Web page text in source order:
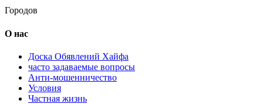
Городов
О нас
Доска Обявлений Хайфа
часто задаваемые вопросы
Анти-мошенничество
Условия
Частная жизнь